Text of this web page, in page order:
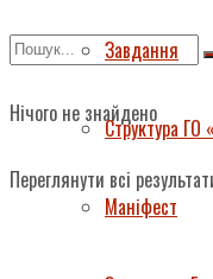
Нічого не знайдено
Переглянути всі
Завдання
Структура ГО
Маніфест